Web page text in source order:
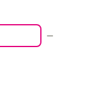
—